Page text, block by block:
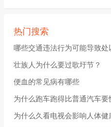
热门搜索
哪些交通违法行为可能导致
壮族人为什么要过歌圩节？
便血的常见病有哪些
为什么跑车跑得比普通汽车要
为什么久看电视会影响人体健